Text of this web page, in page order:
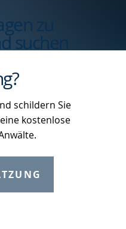
zu
suchen
schildern Sie
kostenlose